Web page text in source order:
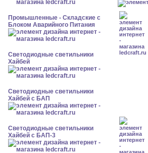
Промышленные - Складские с
Блоком Аварийного Питания
Светодиодные светильники
Хайбей
Светодиодные светильники
Хайбей с БАП
Светодиодные светильники
Хайбей с БАП-3